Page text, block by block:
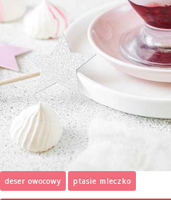
deser owocowy ptasie mleczko